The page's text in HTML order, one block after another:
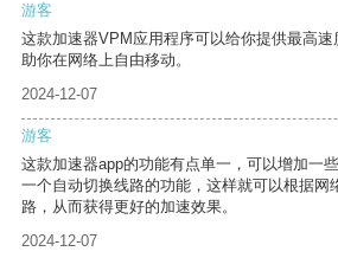
游客
这款加速器VPM应用程序可以给你提供最高
助你在网络上自由移动。
2024-12-07
游客
这款加速器app的功能有点单一，可以增加一
一个自动切换线路的功能，这样就可以根据网
路，从而获得更好的加速效果。
2024-12-07